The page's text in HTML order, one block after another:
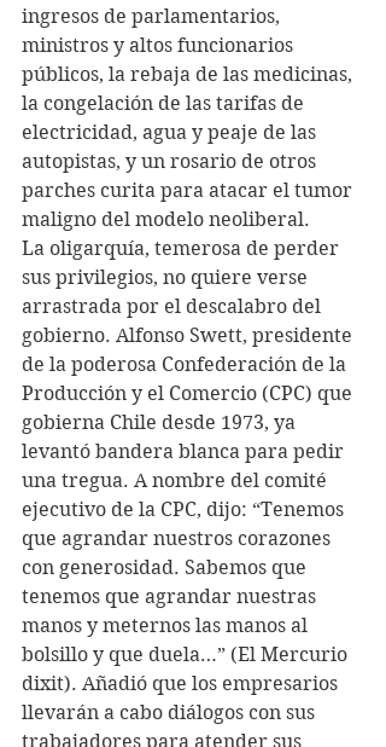
ingresos de parlamentarios,
ministros y altos funcionarios
públicos, la rebaja de las medicinas,
la congelación de las tarifas de
electricidad, agua y peaje de las
autopistas, y un rosario de otros
parches curita para atacar el tumor
maligno del modelo neoliberal.
La oligarquía, temerosa de perder
sus privilegios, no quiere verse
arrastrada por el descalabro del
gobierno. Alfonso Swett, presidente
de la poderosa Confederación de la
Producción y el Comercio (CPC) que
gobierna Chile desde 1973, ya
levantó bandera blanca para pedir
una tregua. A nombre del comité
ejecutivo de la CPC, dijo: “Tenemos
que agrandar nuestros corazones
con generosidad. Sabemos que
tenemos que agrandar nuestras
manos y meternos las manos al
bolsillo y que duela…” (El Mercurio
dixit). Añadió que los empresarios
llevarán a cabo diálogos con sus
trabajadores para atender sus